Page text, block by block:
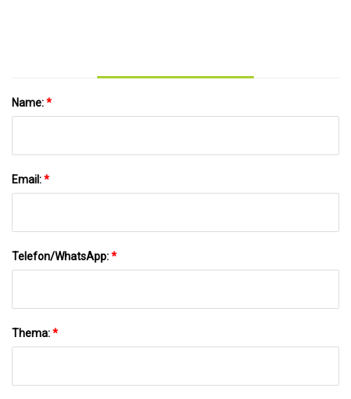
Name:*
Email:*
Telefon/WhatsApp:*
Thema:*